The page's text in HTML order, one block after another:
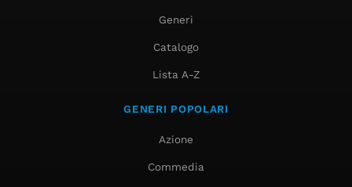
Generi
Catalogo
Lista A-Z
GENERI POPOLARI
Azione
Commedia